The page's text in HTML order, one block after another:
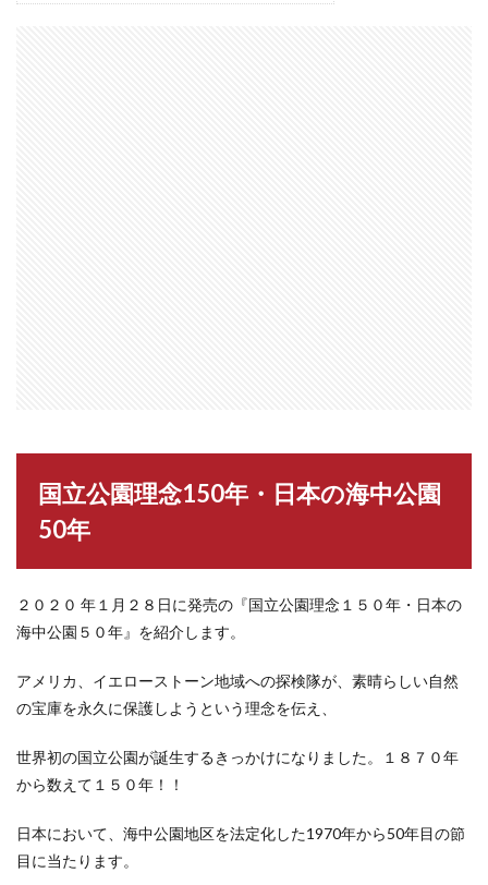
国立公園理念150年・日本の海中公園
50年
２０２０ 年１月２８日に発売の『国立公園理念１５０年・日本の
海中公園５０年』を紹介します。
アメリカ、イエローストーン地域への探検隊が、素晴らしい自然
の宝庫を永久に保護しようという理念を伝え、
世界初の国立公園が誕生するきっかけになりました。１８７０年
から数えて１５０年！！
日本において、海中公園地区を法定化した1970年から50年目の節
目に当たります。